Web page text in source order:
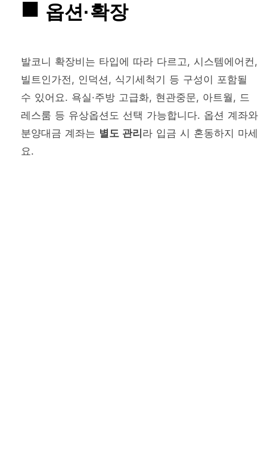
옵션·확장
발코니 확장비는 타입에 따라 다르고, 시스템에어컨,
빌트인가전, 인덕션, 식기세척기 등 구성이 포함될
수 있어요. 욕실·주방 고급화, 현관중문, 아트월, 드
레스룸 등 유상옵션도 선택 가능합니다. 옵션 계좌와
분양대금 계좌는 별도 관리라 입금 시 혼동하지 마세
요.